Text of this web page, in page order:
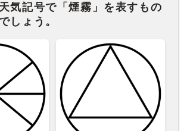
気記号で「煙霧」を表すもの
しょう。